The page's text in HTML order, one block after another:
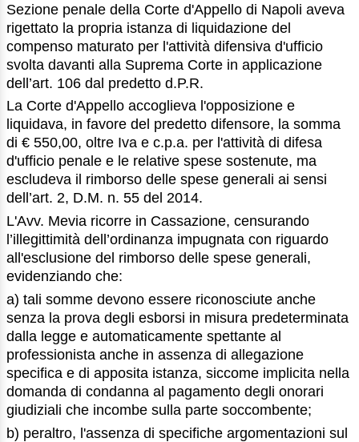
Sezione penale della Corte d'Appello di Napoli aveva
rigettato la propria istanza di liquidazione del
compenso maturato per l'attività difensiva d'ufficio
svolta davanti alla Suprema Corte in applicazione
dell’art. 106 dal predetto d.P.R.
La Corte d'Appello accoglieva l'opposizione e
liquidava, in favore del predetto difensore, la somma
di € 550,00, oltre Iva e c.p.a. per l'attività di difesa
d'ufficio penale e le relative spese sostenute, ma
escludeva il rimborso delle spese generali ai sensi
dell’art. 2, D.M. n. 55 del 2014.
L'Avv. Mevia ricorre in Cassazione, censurando
l’illegittimità dell’ordinanza impugnata con riguardo
all'esclusione del rimborso delle spese generali,
evidenziando che:
a) tali somme devono essere riconosciute anche
senza la prova degli esborsi in misura predeterminata
dalla legge e automaticamente spettante al
professionista anche in assenza di allegazione
specifica e di apposita istanza, siccome implicita nella
domanda di condanna al pagamento degli onorari
giudiziali che incombe sulla parte soccombente;
b) peraltro, l'assenza di specifiche argomentazioni sul